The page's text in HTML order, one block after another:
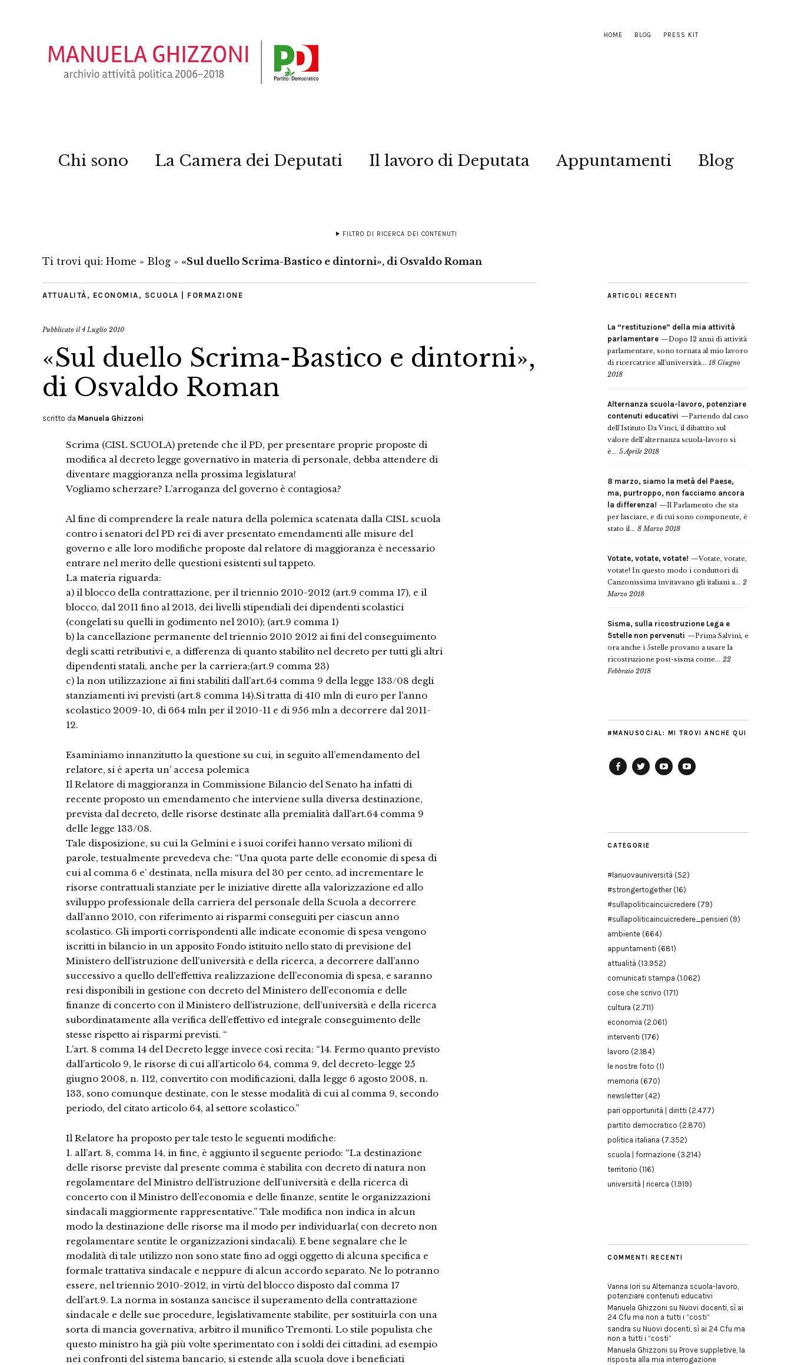
HOME BLOG PRESS KIT
Chi sono La Camera dei Deputati Il lavoro di Deputata Appuntamenti Blog
FILTRO DI RICERCA DEI CONTENUTI
Ti trovi qui: Home » Blog » «Sul duello Scrima-Bastico e dintorni», di Osvaldo Roman
ATTUALITÀ , ECONOMIA , SCUOLA | FORMAZIONE
Pubblicato il4 Luglio 2010
«Sul duello Scrima-Bastico e dintorni»,
di Osvaldo Roman
scritto da Manuela Ghizzoni
Scrima (CISL SCUOLA) pretende che il PD, per presentare proprie proposte di
modifica al decreto legge governativo in materia di personale, debba attendere di
diventare maggioranza nella prossima legislatura!
Vogliamo scherzare? L’arroganza del governo è contagiosa?
Al fine di comprendere la reale natura della polemica scatenata dalla CISL scuola
contro i senatori del PD rei di aver presentato emendamenti alle misure del
governo e alle loro modifiche proposte dal relatore di maggioranza è necessario
entrare nel merito delle questioni esistenti sul tappeto.
La materia riguarda:
a) il blocco della contrattazione, per il triennio 2010-2012 (art.9 comma 17), e il
blocco, dal 2011 fino al 2013, dei livelli stipendiali dei dipendenti scolastici
(congelati su quelli in godimento nel 2010); (art.9 comma 1)
b) la cancellazione permanente del triennio 2010 2012 ai fini del conseguimento
degli scatti retributivi e, a differenza di quanto stabilito nel decreto per tutti gli altri
dipendenti statali, anche per la carriera;(art.9 comma 23)
c) la non utilizzazione ai fini stabiliti dall’art.64 comma 9 della legge 133/08 degli
stanziamenti ivi previsti (art.8 comma 14).Si tratta di 410 mln di euro per l’anno
scolastico 2009-10, di 664 mln per il 2010-11 e di 956 mln a decorrere dal 2011-
12.
Esaminiamo innanzitutto la questione su cui, in seguito all’emendamento del
relatore, si è aperta un’ accesa polemica
Il Relatore di maggioranza in Commissione Bilancio del Senato ha infatti di
recente proposto un emendamento che interviene sulla diversa destinazione,
prevista dal decreto, delle risorse destinate alla premialità dall’art.64 comma 9
delle legge 133/08.
Tale disposizione, su cui la Gelmini e i suoi corifei hanno versato milioni di
parole, testualmente prevedeva che: “Una quota parte delle economie di spesa di
cui al comma 6 e’ destinata, nella misura del 30 per cento, ad incrementare le
risorse contrattuali stanziate per le iniziative dirette alla valorizzazione ed allo
sviluppo professionale della carriera del personale della Scuola a decorrere
dall’anno 2010, con riferimento ai risparmi conseguiti per ciascun anno
scolastico. Gli importi corrispondenti alle indicate economie di spesa vengono
iscritti in bilancio in un apposito Fondo istituito nello stato di previsione del
Ministero dell’istruzione dell’università e della ricerca, a decorrere dall’anno
successivo a quello dell’effettiva realizzazione dell’economia di spesa, e saranno
resi disponibili in gestione con decreto del Ministero dell’economia e delle
finanze di concerto con il Ministero dell’istruzione, dell’università e della ricerca
subordinatamente alla verifica dell’effettivo ed integrale conseguimento delle
stesse rispetto ai risparmi previsti. “
L’art. 8 comma 14 del Decreto legge invece così recita: “14. Fermo quanto previsto
dall’articolo 9, le risorse di cui all’articolo 64, comma 9, del decreto-legge 25
giugno 2008, n. 112, convertito con modificazioni, dalla legge 6 agosto 2008, n.
133, sono comunque destinate, con le stesse modalità di cui al comma 9, secondo
periodo, del citato articolo 64, al settore scolastico.”
Il Relatore ha proposto per tale testo le seguenti modifiche:
1. all’art. 8, comma 14, in fine, è aggiunto il seguente periodo: “La destinazione
delle risorse previste dal presente comma è stabilita con decreto di natura non
regolamentare del Ministro dell’istruzione dell’università e della ricerca di
concerto con il Ministro dell’economia e delle finanze, sentite le organizzazioni
sindacali maggiormente rappresentative.” Tale modifica non indica in alcun
modo la destinazione delle risorse ma il modo per individuarla( con decreto non
regolamentare sentite le organizzazioni sindacali). E bene segnalare che le
modalità di tale utilizzo non sono state fino ad oggi oggetto di alcuna specifica e
formale trattativa sindacale e neppure di alcun accordo separato. Ne lo potranno
essere, nel triennio 2010-2012, in virtù del blocco disposto dal comma 17
dell’art.9. La norma in sostanza sancisce il superamento della contrattazione
sindacale e delle sue procedure, legislativamente stabilite, per sostituirla con una
sorta di mancia governativa, arbitro il munifico Tremonti. Lo stile populista che
questo ministro ha già più volte sperimentato con i soldi dei cittadini, ad esempio
nei confronti del sistema bancario, si estende alla scuola dove i beneficiati
ARTICOLI RECENTI
La “restituzione” della mia attività
parlamentare
Dopo 12 anni di attività
parlamentare, sono tornata al mio lavoro
di ricercatrice all’università... 18 Giugno
2018
Alternanza scuola-lavoro, potenziare
contenuti educativi
Partendo dal caso
dell’Istituto Da Vinci, il dibattito sul
valore dell’alternanza scuola-lavoro si
è... 5 Aprile 2018
8 marzo, siamo la metà del Paese,
ma, purtroppo, non facciamo ancora
la differenza!
Il Parlamento che sta
per lasciare, e di cui sono componente, è
stato il... 8 Marzo 2018
Votate, votate, votate!
Votate, votate,
votate! In questo modo i conduttori di
Canzonissima invitavano gli italiani a... 2
Marzo 2018
Sisma, sulla ricostruzione Lega e
5stelle non pervenuti
Prima Salvini, e
ora anche i 5stelle provano a usare la
ricostruzione post-sisma come... 22
Febbraio 2018
#MANUSOCIAL: MI TROVI ANCHE QUI
CATEGORIE
#lanuovauniversità (52)
#strongertogether(16)
#sullapoliticaincuicredere (79)
#sullapoliticaincuicredere_pensieri (9)
ambiente (664)
appuntamenti (681)
attualità (13.952)
comunicati stampa (1.062)
cose che scrivo (171)
cultura (2.711)
economia (2.061)
interventi (176)
lavoro (2.184)
le nostre foto (1)
memoria (670)
newsletter(42)
pari opportunità | diritti (2.477)
partito democratico (2.870)
politica italiana (7.352)
scuola | formazione (3.214)
territorio (116)
università | ricerca (1.919)
COMMENTI RECENTI
Vanna Iori su Alternanza scuola-lavoro,
potenziare contenuti educativi
Manuela Ghizzoni su Nuovi docenti, sì ai
24 Cfu ma non a tutti i “costi”
sandra su Nuovi docenti, sì ai 24 Cfu ma
non a tutti i “costi”
Manuela Ghizzoni su Prove suppletive, la
risposta alla mia interrogazione